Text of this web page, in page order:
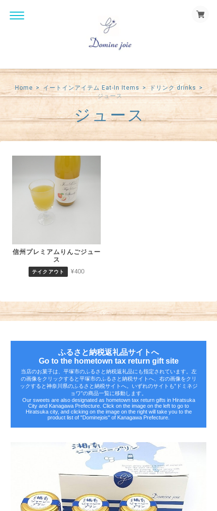
Home イートインアイテム Eat-In Items
ドリンク drinks
ジュース
ジュース
信州プレミアムりんごジュー
ス
テイクアウト ¥400
ふるさと納税返礼品サイトへ
Go to the hometown tax return gift site
当店のお菓子は、平塚市のふるさと納税返礼品にも指定されています。左
の画像をクリックすると平塚市のふるさと納税サイトへ、右の画像をクリ
ックすると神奈川県のふるさと納税サイトへ。いずれのサイトも‟ドミネジ
ョワ”の商品一覧に移動します。
Our sweets are also designated as hometown tax return gifts in Hiratsuka
City and Kanagawa Prefecture. Click on the image on the left to go to
Hiratsuka city, and clicking on the image on the right will take you to the
product list of "Dominejois" of Kanagawa Prefecture.